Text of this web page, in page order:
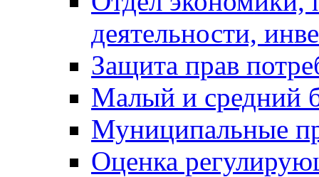
деятельности,
Защита прав
Малый и средний
Муниципальные
Оценка